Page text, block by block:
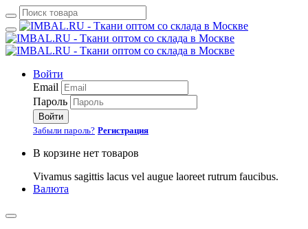
Войти
Email
Пароль
Войти
Забыли пароль? Регистрация
В корзине нет товаров
Vivamus sagittis lacus vel augue laoreet rutrum faucibus.
Валюта